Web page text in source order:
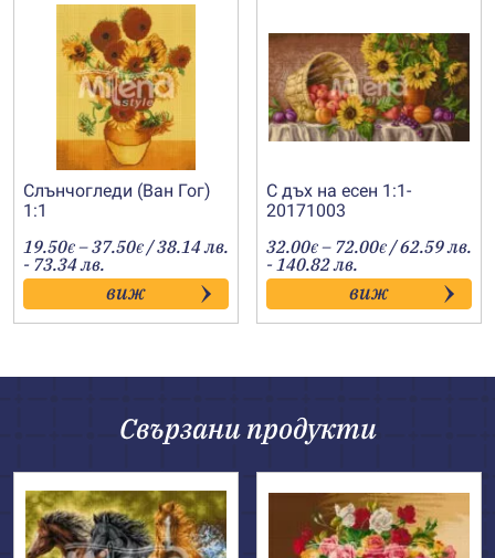
Слънчогледи (Ван Гог)
1:1
19.50€ –37.50€Price
range:
19.50€
through
37.50€
/ 38.14 лв.
- 73.34 лв.
виж
С дъх на есен 1:1-
20171003
32.00€ – 72.00€Price
range:
32.00€
through
72.00€
/ 62.59 лв.
- 140.82 лв.
виж
Свързани продукти